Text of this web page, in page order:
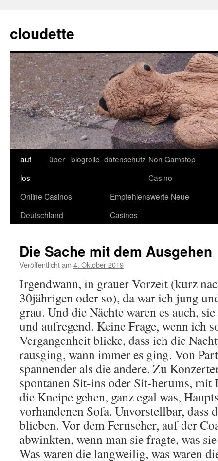
cloudette
auf
los
über blogrolle datenschutz Non Gamstop
Casino
Online Casinos
Deutschland
Empfehlenswerte Neue
Casinos
Die Sache mit dem Ausgehen
Veröffentlicht am 4. Oktober 2019
Irgendwann, in grauer Vorzeit (kurz
30jährigen oder so), da war ich jung
grau. Und die Nächte waren es auch,
und aufregend. Keine Frage, wenn ich
Vergangenheit blicke, dass ich die
rausging, wann immer es ging. Von
spannender als die andere. Zu
spontanen Sit-ins oder Sit-herums, mit
die Kneipe gehen, ganz egal was,
vorhandenen Sofa. Unvorstellbar, dass
blieben. Vor dem Fernseher, auf der
abwinkten, wenn man sie fragte, was
Was waren die langweilig, was waren